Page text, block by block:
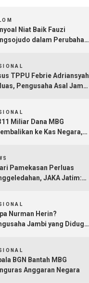
Niat Baik Fauzi
dalam Perubahan
TPPU Febrie Adriansyah
Pengusaha Asal Jambi
Miliar Dana MBG
ke Kas Negara,
Pamekasan Perluas
JAKA Jatim:
Nurman Herin?
Jambi yang Diduga
BGN Bantah MBG
Anggaran Negara